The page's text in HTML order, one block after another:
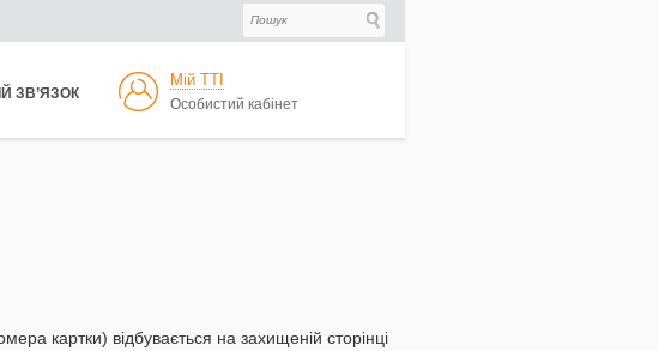
Мій ТТІ
Особистий кабінет
ЗВ’ЯЗОК
картки) відбувається на захищеній сторінці